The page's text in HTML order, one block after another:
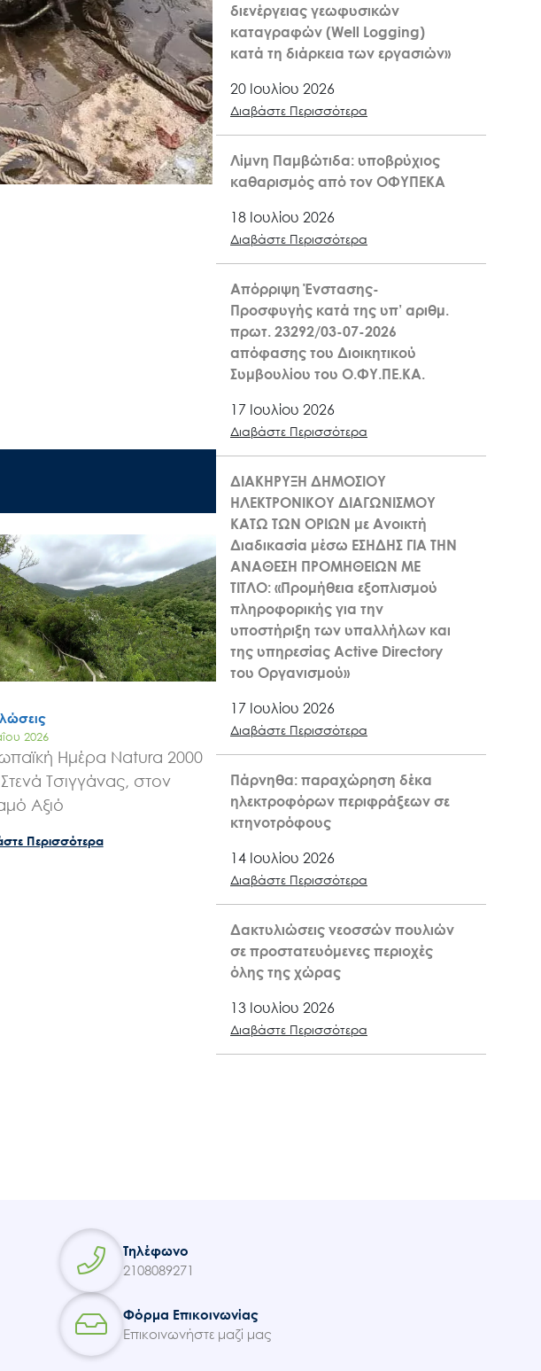
μας
2026
Ημέρα Natura 2000
Τσιγγάνας, στον
Αξιό
Περισσότερα
διενέργειας γεωφυσικών
καταγραφών (Well Logging)
κατά τη διάρκεια των εργασιών»
20 Ιουλίου 2026
Διαβάστε Περισσότερα
Λίμνη Παμβώτιδα: υποβρύχιος
καθαρισμός από τον ΟΦΥΠΕΚΑ
18 Ιουλίου 2026
Διαβάστε Περισσότερα
Απόρριψη Ένστασης-
Προσφυγής κατά της υπ’ αριθμ.
πρωτ. 23292/03-07-2026
απόφασης του Διοικητικού
Συμβουλίου του Ο.ΦΥ.ΠΕ.ΚΑ.
17 Ιουλίου 2026
Διαβάστε Περισσότερα
ΔΙΑΚΗΡΥΞΗ ΔΗΜΟΣΙΟΥ
ΗΛΕΚΤΡΟΝΙΚΟΥ ΔΙΑΓΩΝΙΣΜΟΥ
ΚΑΤΩ ΤΩΝ ΟΡΙΩΝ με Ανοικτή
Διαδικασία μέσω ΕΣΗΔΗΣ ΓΙΑ ΤΗΝ
ΑΝΑΘΕΣΗ ΠΡΟΜΗΘΕΙΩΝ ΜΕ
ΤΙΤΛΟ: «Προμήθεια εξοπλισμού
πληροφορικής για την
υποστήριξη των υπαλλήλων και
της υπηρεσίας Active Directory
του Οργανισμού»
17 Ιουλίου 2026
Διαβάστε Περισσότερα
Πάρνηθα: παραχώρηση δέκα
ηλεκτροφόρων περιφράξεων σε
κτηνοτρόφους
14 Ιουλίου 2026
Διαβάστε Περισσότερα
Δακτυλιώσεις νεοσσών πουλιών
σε προστατευόμενες περιοχές
όλης της χώρας
13 Ιουλίου 2026
Διαβάστε Περισσότερα
Τηλέφωνο
2108089271
Φόρμα Επικοινωνίας
Επικοινωνήστε μαζί μας